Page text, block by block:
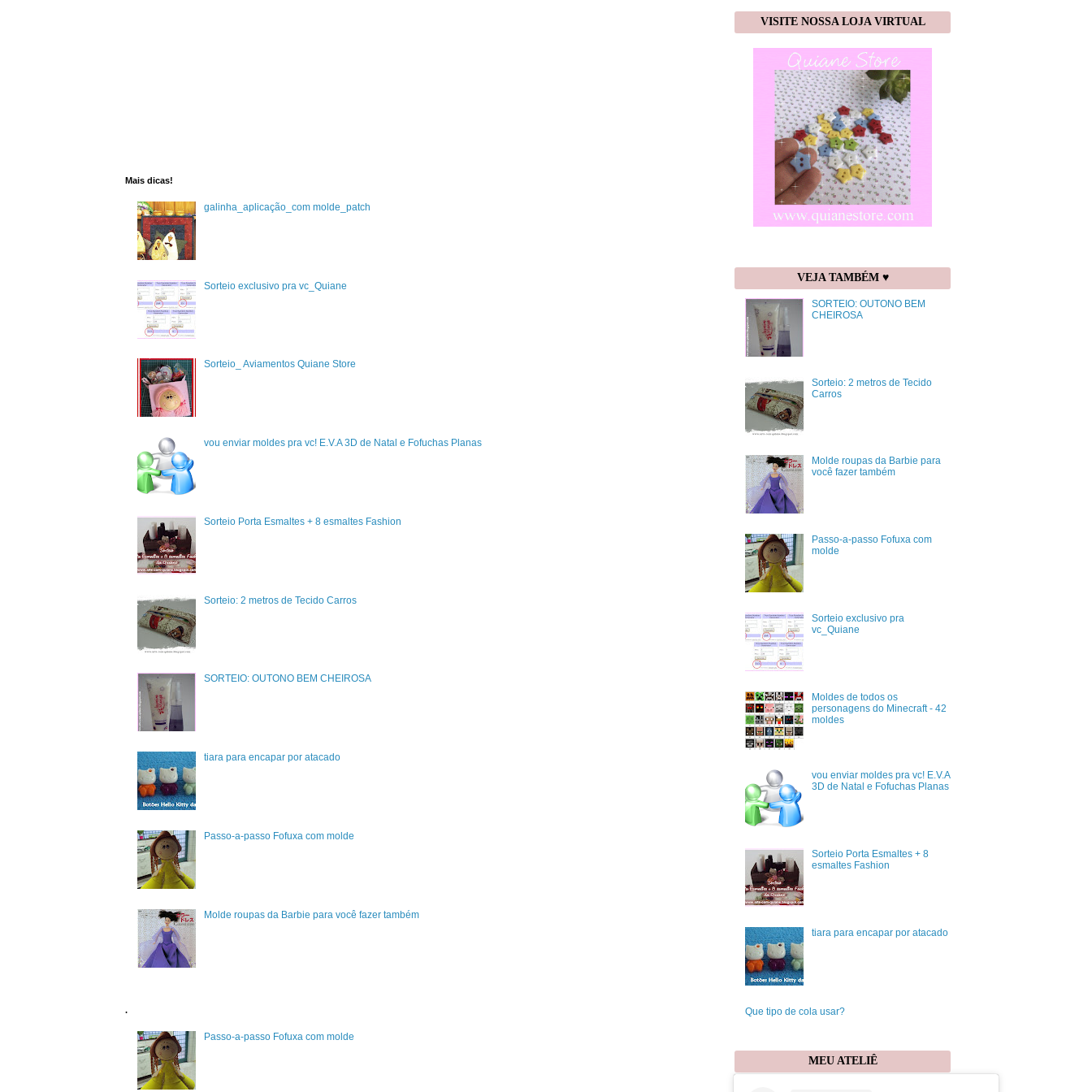
Mais dicas!
galinha_aplicação_com molde_patch
Sorteio exclusivo pra vc_Quiane
Sorteio_ Aviamentos Quiane Store
vou enviar moldes pra vc! E.V.A 3D de Natal e Fofuchas Planas
Sorteio Porta Esmaltes + 8 esmaltes Fashion
Sorteio: 2 metros de Tecido Carros
SORTEIO: OUTONO BEM CHEIROSA
tiara para encapar por atacado
Passo-a-passo Fofuxa com molde
Molde roupas da Barbie para você fazer também
.
Passo-a-passo Fofuxa com molde
VISITE NOSSA LOJA VIRTUAL
VEJA TAMBÉM ♥
SORTEIO: OUTONO BEM
CHEIROSA
Sorteio: 2 metros de Tecido
Carros
Molde roupas da Barbie para
você fazer também
Passo-a-passo Fofuxa com
molde
Sorteio exclusivo pra
vc_Quiane
Moldes de todos os
personagens do Minecraft - 42
moldes
vou enviar moldes pra vc! E.V.A
3D de Natal e Fofuchas Planas
Sorteio Porta Esmaltes + 8
esmaltes Fashion
tiara para encapar por atacado
Que tipo de cola usar?
MEU ATELIÊ